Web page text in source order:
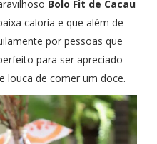
Bolo Fit de Cacau
caloria e que além de
por pessoas que
para ser apreciado
louca de comer um doce.